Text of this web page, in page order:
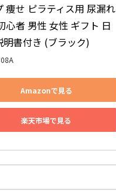
痩せ ピラティス用 尿漏れ
心者 男性 女性 ギフト 日
明書付き (ブラック)
Amazonで見る
楽天市場で見る